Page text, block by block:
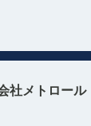
社メトロール